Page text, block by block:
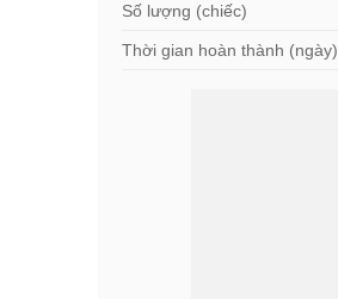
Số lượng (chiếc)
Thời gian hoàn thành (ngày)